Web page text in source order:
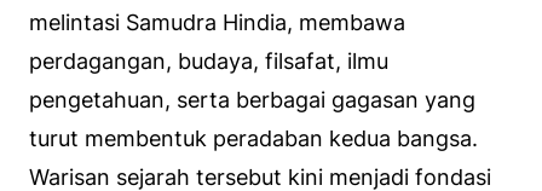
melintasi Samudra Hindia, membawa
perdagangan, budaya, filsafat, ilmu
pengetahuan, serta berbagai gagasan yang
turut membentuk peradaban kedua bangsa.
Warisan sejarah tersebut kini menjadi fondasi